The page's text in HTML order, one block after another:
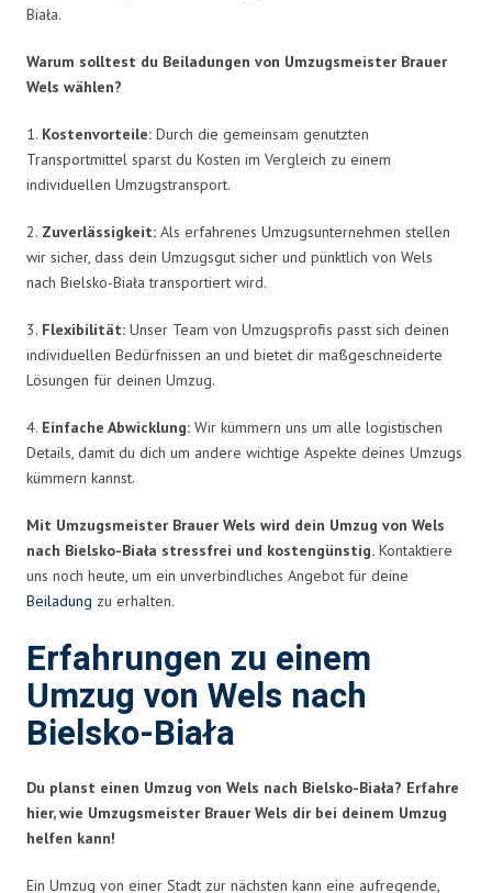
Biała.
Warum solltest du Beiladungen von Umzugsmeister Brauer
Wels wählen?
1. Kostenvorteile: Durch die gemeinsam genutzten
Transportmittel sparst du Kosten im Vergleich zu einem
individuellen Umzugstransport.
2. Zuverlässigkeit: Als erfahrenes Umzugsunternehmen stellen
wir sicher, dass dein Umzugsgut sicher und pünktlich von Wels
nach Bielsko-Biała transportiert wird.
3. Flexibilität: Unser Team von Umzugsprofis passt sich deinen
individuellen Bedürfnissen an und bietet dir maßgeschneiderte
Lösungen für deinen Umzug.
4. Einfache Abwicklung: Wir kümmern uns um alle logistischen
Details, damit du dich um andere wichtige Aspekte deines Umzugs
kümmern kannst.
Mit Umzugsmeister Brauer Wels wird dein Umzug von Wels
nach Bielsko-Biała stressfrei und kostengünstig. Kontaktiere
uns noch heute, um ein unverbindliches Angebot für deine
Beiladung zu erhalten.
Erfahrungen zu einem
Umzug von Wels nach
Bielsko-Biała
Du planst einen Umzug von Wels nach Bielsko-Biała? Erfahre
hier, wie Umzugsmeister Brauer Wels dir bei deinem Umzug
helfen kann!
Ein Umzug von einer Stadt zur nächsten kann eine aufregende,